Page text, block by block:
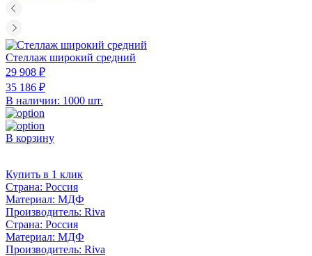
Стеллаж широкий средний
29 908 ₽
35 186 ₽
В наличии: 1000 шт.
В корзину
Купить в 1 клик
Страна: Россия
Материал: МДФ
Производитель: Riva
Страна: Россия
Материал: МДФ
Производитель: Riva